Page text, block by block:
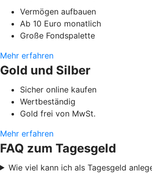
Vermögen aufbauen
Ab 10 Euro monatlich
Große Fondspalette
Mehr erfahren
Gold und Silber
Sicher online kaufen
Wertbeständig
Gold frei von MwSt.
Mehr erfahren
FAQ zum Tagesgeld
Wie viel kann ich als Tagesgeld